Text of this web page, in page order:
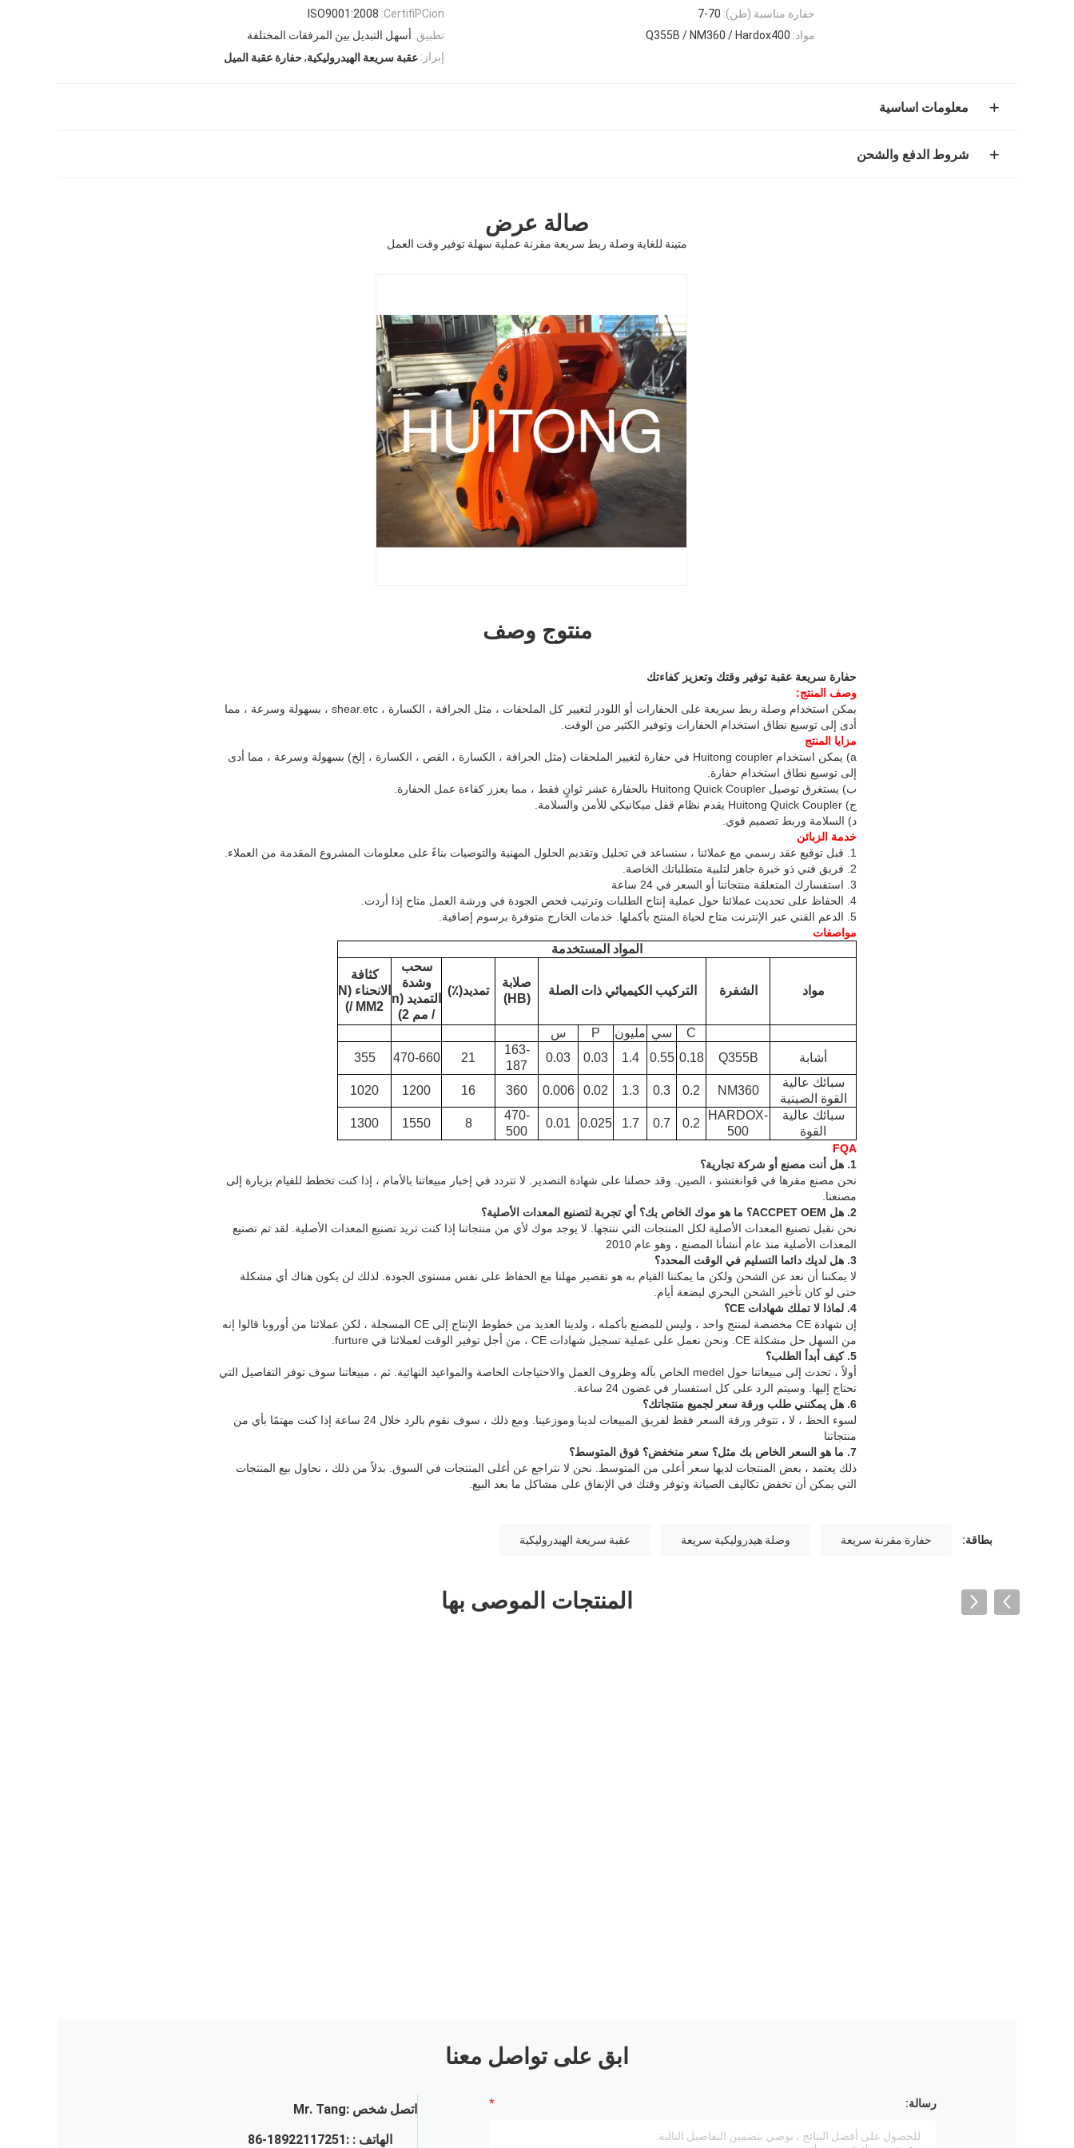
CertifiPCion:
ISO9001:2008 حفارة مناسبة (طن): 7-70
تطبيق: أسهل التبديل بين المرفقات المختلفة مواد: Q355B / NM360 / Hardox400
إبراز: عقبة سريعة الهيدروليكية,حفارة عقبة الميل
معلومات اساسية
شروط الدفع والشحن
صالة عرض
متينة للغاية وصلة ربط سريعة مقرنة عملية سهلة توفير وقت العمل
منتوج وصف
حفارة سريعة عقبة توفير وقتك وتعزيز كفاءتك
وصف المنتج:
يمكن استخدام وصلة ربط سريعة على الحفارات أو اللودر لتغيير كل الملحقات ، مثل الجرافة ، الكسارة ، shear.etc ، بسهولة وسرعة ، مما
أدى إلى توسيع نطاق استخدام الحفارات وتوفير الكثير من الوقت.
مزايا المنتج
a) يمكن استخدام Huitong coupler في حفارة لتغيير الملحقات (مثل الجرافة ، الكسارة ، القص ، الكسارة ، إلخ) بسهولة وسرعة ، مما أدى
إلى توسيع نطاق استخدام حفارة.
ب) يستغرق توصيل Huitong Quick Coupler بالحفارة عشر ثوانٍ فقط ، مما يعزز كفاءة عمل الحفارة.
ج) Huitong Quick Coupler يقدم نظام قفل ميكانيكي للأمن والسلامة.
د) السلامة وربط تصميم قوي.
خدمة الزبائن
1. قبل توقيع عقد رسمي مع عملائنا ، سنساعد في تحليل وتقديم الحلول المهنية والتوصيات بناءً على معلومات المشروع المقدمة من العملاء.
2. فريق فني ذو خبرة جاهز لتلبية متطلباتك الخاصة.
3. استفسارك المتعلقة منتجاتنا أو السعر في 24 ساعة
4. الحفاظ على تحديث عملائنا حول عملية إنتاج الطلبات وترتيب فحص الجودة في ورشة العمل متاح إذا أردت.
5. الدعم الفني عبر الإنترنت متاح لحياة المنتج بأكملها. خدمات الخارج متوفرة برسوم إضافية.
مواصفات
المواد المستخدمة
مواد الشفرة التركيب الكيميائي ذات الصلة
صلابة
(HB)
تمديد(٪)
سحب
وشدة
التمديد (n
/ مم 2)
كثافة
الانحناء (N
/ MM2)
C
سي مليون P
س
أشابة
Q355B
0.18
0.55
1.4
0.03
0.03
163-
187
21
470-660
355
سبائك عالية
القوة الصينية
NM360
0.2
0.3
1.3
0.02
0.006
360
16
1200
1020
سبائك عالية
القوة
HARDOX-
500
0.2
0.7
1.7
0.025
0.01
470-
500
8
1550
1300
FQA
1. هل أنت مصنع أو شركة تجارية؟
نحن مصنع مقرها في قوانغتشو ، الصين. وقد حصلنا على شهادة التصدير. لا تتردد في إخبار مبيعاتنا بالأمام ، إذا كنت تخطط للقيام بزيارة إلى
مصنعنا.
2. هل ACCPET OEM؟
ما هو موك الخاص بك؟ أي تجربة لتصنيع المعدات الأصلية؟
نحن نقبل تصنيع المعدات الأصلية لكل المنتجات التي ننتجها. لا يوجد موك لأي من منتجاتنا إذا كنت تريد تصنيع المعدات الأصلية. لقد تم تصنيع
المعدات الأصلية منذ عام أنشأنا المصنع ، وهو عام 2010
3. هل لديك دائما التسليم في الوقت المحدد؟
لا يمكننا أن نعد عن الشحن ولكن ما يمكننا القيام به هو تقصير مهلنا مع الحفاظ على نفس مستوى الجودة. لذلك لن يكون هناك أي مشكلة
حتى لو كان تأخير الشحن البحري لبضعة أيام.
4. لماذا لا تملك شهادات CE؟
إن شهادة CE مخصصة لمنتج واحد ، وليس للمصنع بأكمله ، ولدينا العديد من خطوط الإنتاج إلى CE المسجلة ، لكن عملائنا من أوروبا قالوا إنه
من السهل حل مشكلة CE. ونحن نعمل على عملية تسجيل شهادات CE ، من أجل توفير الوقت لعملائنا في furture.
5. كيف أبدأ الطلب؟
أولاً ، تحدث إلى مبيعاتنا حول medel الخاص بآله وظروف العمل والاحتياجات الخاصة والمواعيد النهائية. ثم ، مبيعاتنا سوف توفر التفاصيل التي
تحتاج إليها. وسيتم الرد على كل استفسار في غضون 24 ساعة.
6. هل يمكنني طلب ورقة سعر لجميع منتجاتك؟
لسوء الحظ ، لا ، تتوفر ورقة السعر فقط لفريق المبيعات لدينا وموزعينا. ومع ذلك ، سوف نقوم بالرد خلال 24 ساعة إذا كنت مهتمًا بأي من
منتجاتنا
7. ما هو السعر الخاص بك مثل؟
سعر منخفض؟ فوق المتوسط؟
ذلك يعتمد ، بعض المنتجات لديها سعر أعلى من المتوسط. نحن لا نتراجع عن أغلى المنتجات في السوق. بدلاً من ذلك ، نحاول بيع المنتجات
التي يمكن أن تخفض تكاليف الصيانة وتوفر وقتك في الإنفاق على مشاكل ما بعد البيع.
بطاقة: حفارة مقرنة سريعة وصلة هيدروليكية سريعة عقبة سريعة الهيدروليكية
المنتجات الموصى بها
ابق على تواصل معنا
اتصل شخص :Mr. Tang
الهاتف : :86-18922117251
رسالة: